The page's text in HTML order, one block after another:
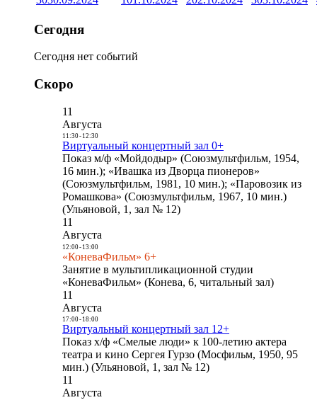
Сегодня
Сегодня нет событий
Скоро
11
Августа
11:30- 12:30
Виртуальный концертный зал 0+
Показ м/ф «Мойдодыр» (Союзмультфильм, 1954,
16 мин.); «Ивашка из Дворца пионеров»
(Союзмультфильм, 1981, 10 мин.); «Паровозик из
Ромашкова» (Союзмультфильм, 1967, 10 мин.)
(Ульяновой, 1, зал № 12)
11
Августа
12:00- 13:00
«КоневаФильм» 6+
Занятие в мультипликационной студии
«КоневаФильм» (Конева, 6, читальный зал)
11
Августа
17:00- 18:00
Виртуальный концертный зал 12+
Показ х/ф «Смелые люди» к 100-летию актера
театра и кино Сергея Гурзо (Мосфильм, 1950, 95
мин.) (Ульяновой, 1, зал № 12)
11
Августа